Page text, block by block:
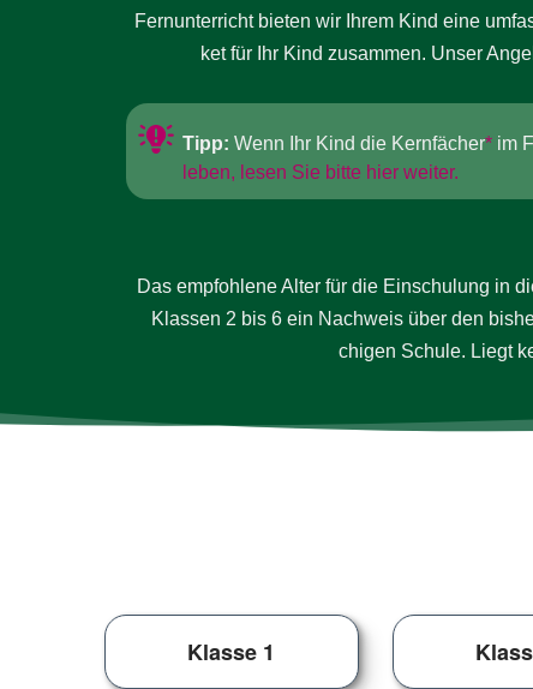
Fernunterricht bieten wir Ihrem Kind eine
ket für Ihr Kind zu­sam­men. Un­ser
Tipp: Wenn Ihr Kind die Kernfächer* im
leben, lesen Sie bitte hier weiter.
Das em­pfoh­lene Alter für die Ein­schu­lung in
Klassen 2 bis 6 ein Nach­weis über den
chigen Schule. Liegt
Klasse 1